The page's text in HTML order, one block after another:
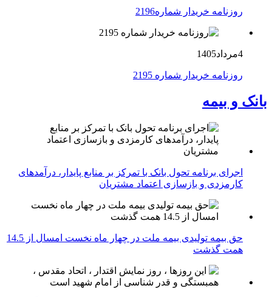
روزنامه خریدار شماره2196
4مرداد1405
روزنامه خریدار شماره 2195
بانک و بیمه
اجرای برنامه تحول بانک با تمرکز بر منابع پایدار، درآمدهای
کارمزدی و بازسازی اعتماد مشتریان
حق بیمه تولیدی بیمه ملت در چهار ماه نخست امسال از 14.5
همت گذشت